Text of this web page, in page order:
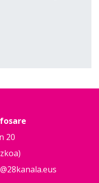
20